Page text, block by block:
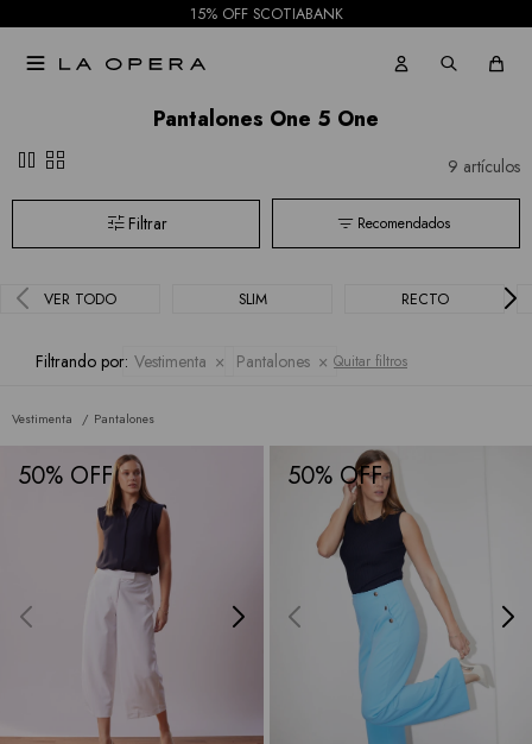
15% OFF SCOTIABANK

Pantalones One 5 One
pause grid_view 9 artículos
Recomendados
VER TODO SLIM RECTO
Filtrando por: Vestimenta Pantalones Quitar filtros
Vestimenta Pantalones
50 50